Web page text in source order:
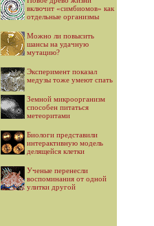
включит «симбиомов» как
отдельные организмы
Можно ли повысить
шансы на удачную
мутацию?
Эксперимент показал
медузы тоже умеют спать
Земной микроорганизм
способен питаться
метеоритами
Биологи представили
интерактивную модель
делящейся клетки
Ученые перенесли
воспоминания от одной
улитки другой